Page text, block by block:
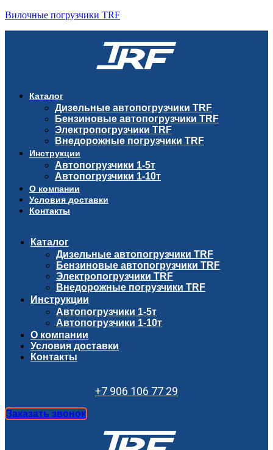
Вилочные погрузчики TRF
Каталог
Дизельные автопогрузчики TRF
Бензиновые автопогрузчики TRF
Электропогрузчики TRF
Внедорожные погрузчики TRF
Инструкции
Автопогрузчики 1-5т
Автопогрузчики 1-10т
О компании
Условия доставки
Контакты
Каталог
Дизельные автопогрузчики TRF
Бензиновые автопогрузчики TRF
Электропогрузчики TRF
Внедорожные погрузчики TRF
Инструкции
Автопогрузчики 1-5т
Автопогрузчики 1-10т
О компании
Условия доставки
Контакты
+7 906 106 77 29
Заказать звонок